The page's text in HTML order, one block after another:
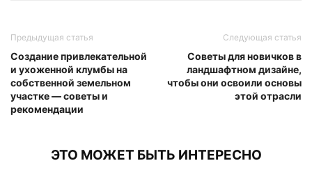
Предыдущая статья
Создание привлекательной
и ухоженной клумбы на
собственной земельном
участке — советы и
рекомендации
Следующая статья
Советы для новичков в
ландшафтном дизайне,
чтобы они освоили основы
этой отрасли
ЭТО МОЖЕТ БЫТЬ ИНТЕРЕСНО